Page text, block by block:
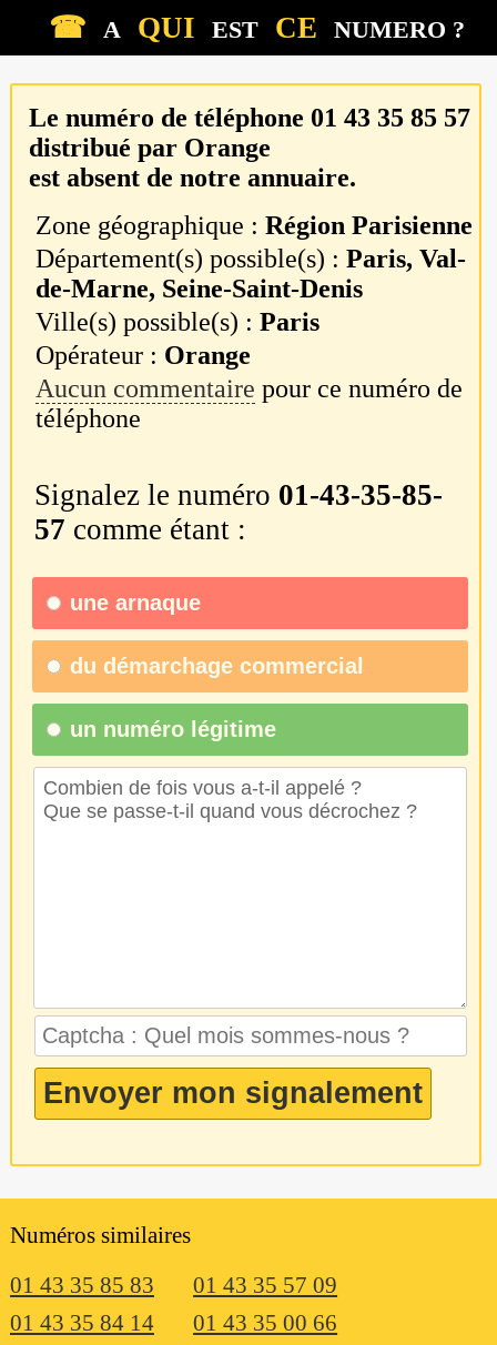
☎ A QUI EST CE NUMERO ?
Le numéro de téléphone 01 43 35 85 57
distribué par Orange
est absent de notre annuaire.
Zone géographique :Région Parisienne
Département(s) possible(s) :Paris, Val-
de-Marne, Seine-Saint-Denis
Ville(s) possible(s) :Paris
Opérateur : Orange
Aucun commentaire pour ce numéro de
téléphone
Signalez le numéro 01-43-35-85-
57 comme étant :
une arnaque
du démarchage commercial
un numéro légitime
Numéros similaires
01 43 35 85 83
01 43 35 57 09
01 43 35 84 14
01 43 35 00 66